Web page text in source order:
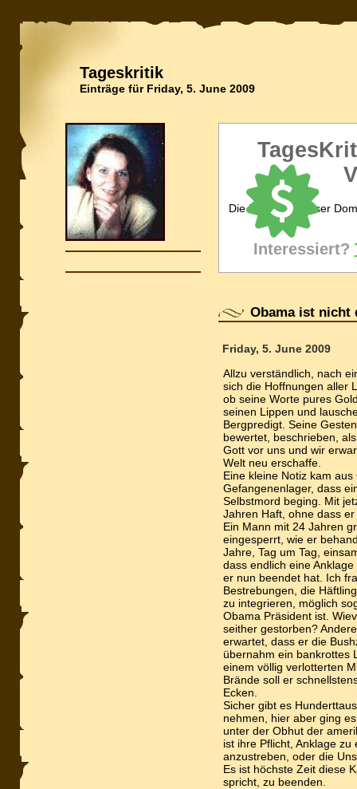
Tageskritik
Einträge für Friday, 5. June 2009
Die Inhaberin dieser
Interessiert?
Obama ist nicht
Friday, 5. June 2009
Allzu verständlich, nach
sich die Hoffnungen aller
ob seine Worte pures
seinen Lippen und
Bergpredigt. Seine
bewertet, beschrieben,
Gott vor uns und wir
Welt neu erschaffe.
Eine kleine Notiz kam
Gefangenenlager, dass
Selbstmord beging. Mit
Jahren Haft, ohne dass
Ein Mann mit 24 Jahren
eingesperrt, wie er
Jahre, Tag um Tag,
dass endlich eine
er nun beendet hat. Ich
Bestrebungen, die
zu integrieren, möglich
Obama Präsident ist.
seither gestorben?
erwartet, dass er die
übernahm ein bankrottes
einem völlig verlotterten
Brände soll er
Ecken.
Sicher gibt es
nehmen, hier aber ging
unter der Obhut der
ist ihre Pflicht, Anklage
anzustreben, oder die
Es ist höchste Zeit diese
spricht, zu beenden.